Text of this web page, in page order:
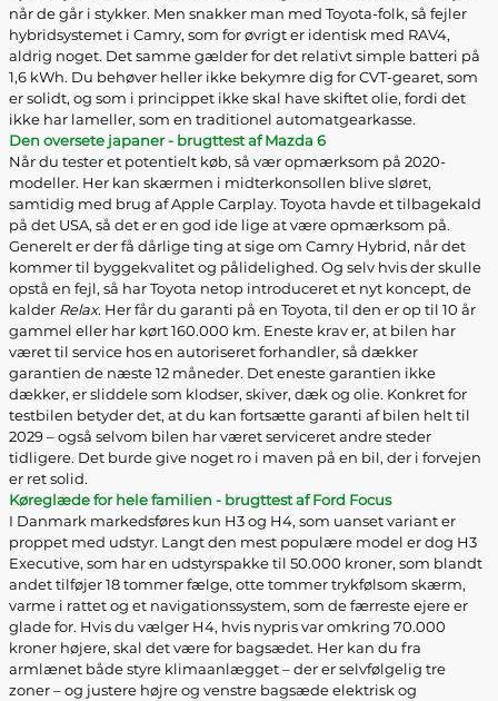
når de går i stykker. Men snakker man med Toyota-folk, så fejler
hybridsystemet i Camry, som for øvrigt er identisk med RAV4,
aldrig noget. Det samme gælder for det relativt simple batteri på
1,6 kWh. Du behøver heller ikke bekymre dig for CVT-gearet, som
er solidt, og som i princippet ikke skal have skiftet olie, fordi det
ikke har lameller, som en traditionel automatgearkasse.
Den oversete japaner - brugttest af Mazda 6
Når du tester et potentielt køb, så vær opmærksom på 2020-
modeller. Her kan skærmen i midterkonsollen blive sløret,
samtidig med brug af Apple Carplay. Toyota havde et tilbagekald
på det USA, så det er en god ide lige at være opmærksom på.
Generelt er der få dårlige ting at sige om Camry Hybrid, når det
kommer til byggekvalitet og pålidelighed. Og selv hvis der skulle
opstå en fejl, så har Toyota netop introduceret et nyt koncept, de
kalder Relax. Her får du garanti på en Toyota, til den er op til 10 år
gammel eller har kørt 160.000 km. Eneste krav er, at bilen har
været til service hos en autoriseret forhandler, så dækker
garantien de næste 12 måneder. Det eneste garantien ikke
dækker, er sliddele som klodser, skiver, dæk og olie. Konkret for
testbilen betyder det, at du kan fortsætte garanti af bilen helt til
2029 – også selvom bilen har været serviceret andre steder
tidligere. Det burde give noget ro i maven på en bil, der i forvejen
er ret solid.
Køreglæde for hele familien - brugttest af Ford Focus
I Danmark markedsføres kun H3 og H4, som uanset variant er
proppet med udstyr. Langt den mest populære model er dog H3
Executive, som har en udstyrspakke til 50.000 kroner, som blandt
andet tilføjer 18 tommer fælge, otte tommer trykfølsom skærm,
varme i rattet og et navigationssystem, som de færreste ejere er
glade for. Hvis du vælger H4, hvis nypris var omkring 70.000
kroner højere, skal det være for bagsædet. Her kan du fra
armlænet både styre klimaanlægget – der er selvfølgelig tre
zoner – og justere højre og venstre bagsæde elektrisk og